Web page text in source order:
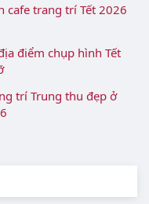
cafe trang trí Tết 2026
điểm chụp hình Tết
trí Trung thu đẹp ở